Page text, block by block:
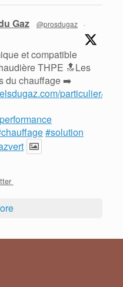
Gaz @prosdugaz
·
et compatible
THPE 🔝Les
du chauffage ➡️
particulier/
#solution